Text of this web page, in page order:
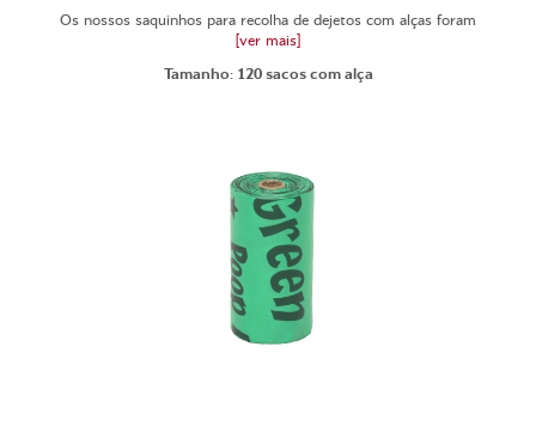
Os nossos saquinhos para recolha de dejetos com alças foram
[ver mais]
Tamanho: 120 sacos com alça